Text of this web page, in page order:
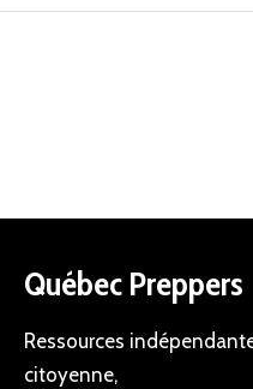
Québec Preppers
Ressources
citoyenne,